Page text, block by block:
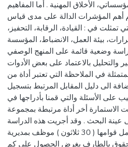
الأخلاق المهنية . أما المفاهيم
أهم المؤشرات الدالة على مدى قياس
تمثلت في : القيادة، الرقابة، التحفيز،
بيئة العمل، الانضباط، المؤسسة
وضعية قائمة على المنهج الوصفي
والتحليل بالاعتماد على بعض الأدوات
في الملاحظة التي تعتبر أداة من
الى دليل المقابل المرتبط بتسجيل
الأسئلة والتي قمنا بأدراجها في
الاستمارة أخر أداة مرتبطة بمجموعة
عينة البحث . وقد أجريت هذه الدراسة
على عينة المسح الشامل قوامها ( 30 ثلاثون ) موظف بمديرية
بالطارف بغرض الحصول على كم